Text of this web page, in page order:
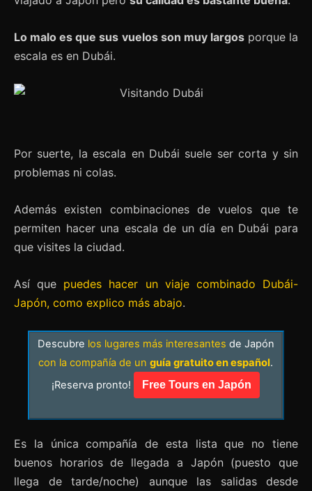
Lo malo es que sus vuelos son muy largosporque la
escala es en Dubái​.
Por suerte, la escala en Dubái​ suele ser corta y sin
problemas ni colas.
Además existen combinaciones de vuelos que te
permiten hacer una escala de un día en Dubái​ para
que visites la ciudad.
Así que puedes hacer un viaje combinado Dubái​-
Japón, como explico más abajo.
Descubre los lugares más interesantes de Japón
con la compañía de unguía gratuito en español.
¡Reserva pronto!
Free Tours en Japón
Es la única compañía de esta lista que no tiene
buenos horarios de llegada a Japón (puesto que
llega de tarde/noche) aunque las salidas desde